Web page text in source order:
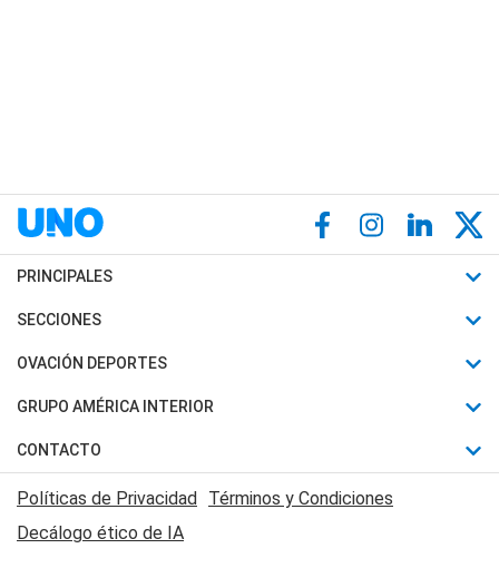
PRINCIPALES
Últimas Noticias
Política
Judiciales
Economia
SECCIONES
Horóscopo
Motores
Trucos caseros
Series y Películas
Edictos y Solicitadas
OVACIÓN DEPORTES
Fútbol
Mundial
Automovilismo
Rugby
GRUPO AMÉRICA INTERIOR
Canal 7 en Vivo
CONTACTO
Acerca de Nosotros
Contactanos
Políticas de Privacidad Términos y Condiciones
Decálogo ético de IA